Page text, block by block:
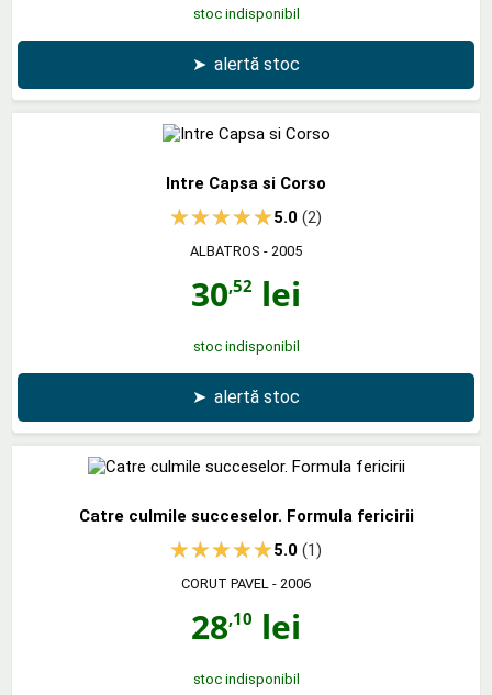
stoc indisponibil
➤ alertă stoc
Intre Capsa si Corso
5.0(2)
ALBATROS - 2005
30,52 lei
stoc indisponibil
➤ alertă stoc
Catre culmile succeselor. Formula fericirii
5.0(1)
CORUT PAVEL - 2006
28,10 lei
stoc indisponibil